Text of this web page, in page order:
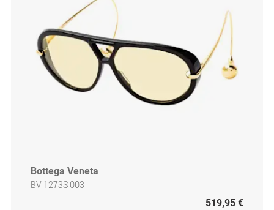
Bottega Veneta
BV 1273S 003
519,95 €